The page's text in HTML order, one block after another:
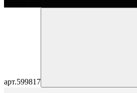
арт.599817